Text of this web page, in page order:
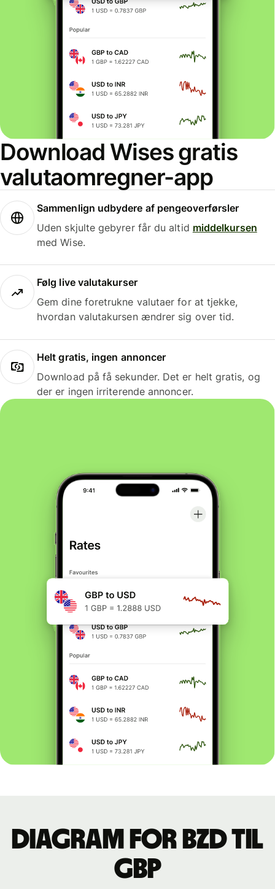
Download Wises gratis
valutaomregner-app
Sammenlign udbydere af pengeoverførsler
Uden skjulte gebyrer får du altid middelkursen
med Wise.
Følg live valutakurser
Gem dine foretrukne valutaer for at tjekke,
hvordan valutakursen ændrer sig over tid.
Helt gratis, ingen annoncer
Download på få sekunder. Det er helt gratis, og
der er ingen irriterende annoncer.
Diagram for BZD til
GBP